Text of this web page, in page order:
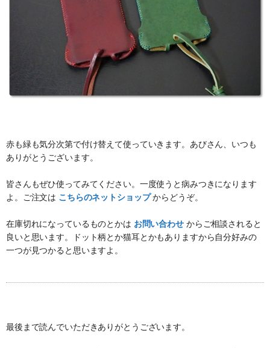
赤も緑も気分次第で付け替えて使っていきます。あびさん、いつも
ありがとうございます。
皆さんもぜひ使ってみてください。一度使うと病みつきになります
よ。ご注文は こちらのネットショップからどうぞ。
在庫切れになっているものとかは お問い合わせからご相談されると
良いと思います。ドット柄とか猫耳とかもありますから自分好みの
一つが見つかると思いますよ。
最後まで読んでいただきありがとうございます。